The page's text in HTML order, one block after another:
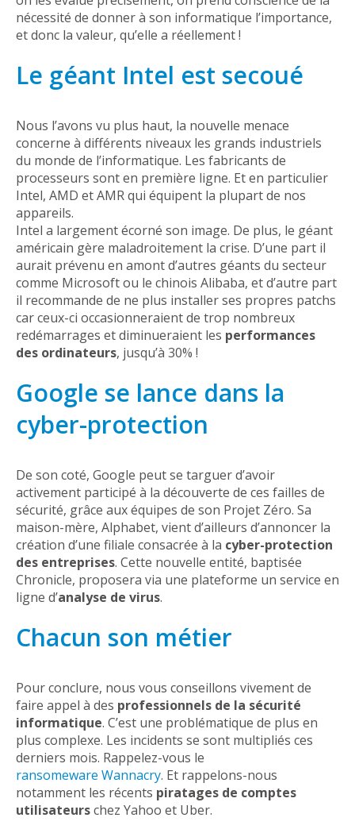
nécessité de donner à son informatique l’importance,
et donc la valeur, qu’elle a réellement !
Le géant Intel est secoué
Nous l’avons vu plus haut, la nouvelle menace
concerne à différents niveaux les grands industriels
du monde de l’informatique. Les fabricants de
processeurs sont en première ligne. Et en particulier
Intel, AMD et AMR qui équipent la plupart de nos
appareils.
Intel a largement écorné son image. De plus, le géant
américain gère maladroitement la crise. D’une part il
aurait prévenu en amont d’autres géants du secteur
comme Microsoft ou le chinois Alibaba, et d’autre part
il recommande de ne plus installer ses propres patchs
car ceux-ci occasionneraient de trop nombreux
redémarrages et diminueraient les performances
des ordinateurs, jusqu’à 30% !
Google se lance dans la
cyber-protection
De son coté, Google peut se targuer d’avoir
activement participé à la découverte de ces failles de
sécurité, grâce aux équipes de son Projet Zéro. Sa
maison-mère, Alphabet, vient d’ailleurs d’annoncer la
création d’une filiale consacrée à la cyber-protection
des entreprises. Cette nouvelle entité, baptisée
Chronicle, proposera via une plateforme un service en
ligne d’analyse de virus.
Chacun son métier
Pour conclure, nous vous conseillons vivement de
faire appel à des professionnels de la sécurité
informatique. C’est une problématique de plus en
plus complexe. Les incidents se sont multipliés ces
derniers mois. Rappelez-vous le
ransomeware Wannacry. Et rappelons-nous
notamment les récents piratages de comptes
utilisateurschez Yahoo et Uber.